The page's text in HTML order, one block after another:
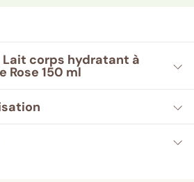
corps hydratant à
Rose 150 ml